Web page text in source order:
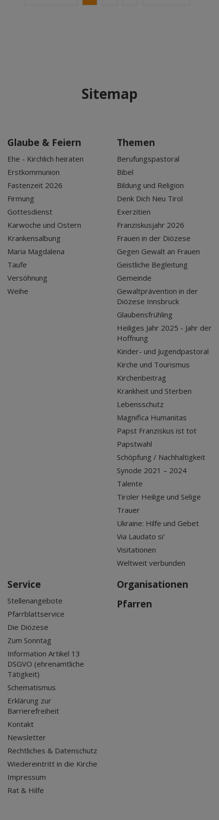
Sitemap
Glaube & Feiern
Ehe - Kirchlich heiraten
Erstkommunion
Fastenzeit 2026
Firmung
Gottesdienst
Karwoche und Ostern
Krankensalbung
Maria Magdalena
Taufe
Versöhnung
Weihe
Themen
Berufungspastoral
Bibel
Bildung und Religion
Denk Dich Neu Tirol
Exerzitien
Franziskusjahr 2026
Frauen in der Diözese
Gegen Gewalt an Frauen
Geistliche Begleitung
Gemeinde
Gewaltprävention in der
Diözese Innsbruck
Glaubensfrühling
Heiliges Jahr 2025 - Jahr der
Hoffnung
Kinder- und Jugendpastoral
Kirche und Tourismus
Kirchenbeitrag
Krankheit und Sterben
Lebensschutz
Magnifica Humanitas
Papst Franziskus ist tot
Papstwahl
Schöpfung / Nachhaltigkeit
Synode 2021 – 2024
Talente
Tiroler Heilige und Selige
Trauer
Ukraine: Hilfe und Gebet
Via Laudato si'
Visitationen
Weltweit verbunden
Service
Stellenangebote
Pfarrblattservice
Die Diözese
Zum Sonntag
Information Artikel 13
DSGVO (ehrenamtliche
Tätigkeit)
Schematismus
Erklärung zur
Barrierefreiheit
Kontakt
Newsletter
Rechtliches & Datenschutz
Wiedereintritt in die Kirche
Impressum
Rat & Hilfe
Organisationen
Pfarren